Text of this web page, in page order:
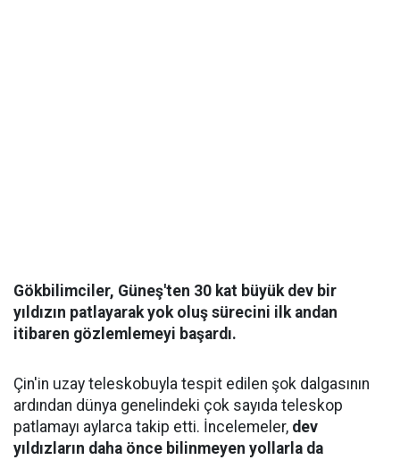
Gökbilimciler, Güneş'ten 30 kat büyük dev bir
yıldızın patlayarak yok oluş sürecini ilk andan
itibaren gözlemlemeyi başardı.
Çin'in uzay teleskobuyla tespit edilen şok dalgasının
ardından dünya genelindeki çok sayıda teleskop
patlamayı aylarca takip etti. İncelemeler, dev
yıldızların daha önce bilinmeyen yollarla da